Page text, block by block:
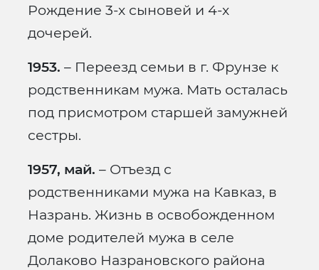
Рождение 3-х сыновей и 4-х
дочерей.
1953. – Переезд семьи в г. Фрунзе к
родственникам мужа. Мать осталась
под присмотром старшей замужней
сестры.
1957, май. – Отъезд с
родственниками мужа на Кавказ, в
Назрань. Жизнь в освобожденном
доме родителей мужа в селе
Долаково Назрановского района